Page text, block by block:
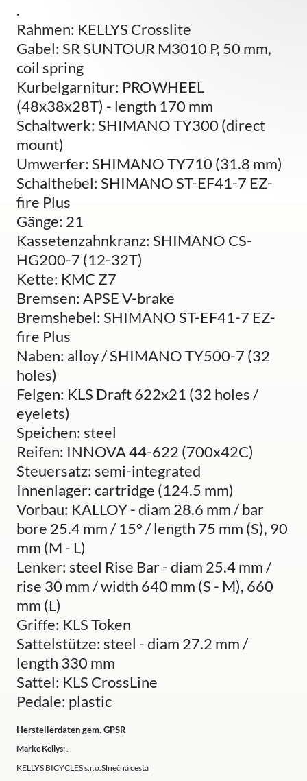
.
Rahmen: KELLYS Crosslite
Gabel: SR SUNTOUR M3010 P, 50 mm,
coil spring
Kurbelgarnitur: PROWHEEL
(48x38x28T) - length 170 mm
Schaltwerk: SHIMANO TY300 (direct
mount)
Umwerfer: SHIMANO TY710 (31.8 mm)
Schalthebel: SHIMANO ST-EF41-7 EZ-
fire Plus
Gänge: 21
Kassetenzahnkranz: SHIMANO CS-
HG200-7 (12-32T)
Kette: KMC Z7
Bremsen: APSE V-brake
Bremshebel: SHIMANO ST-EF41-7 EZ-
fire Plus
Naben: alloy / SHIMANO TY500-7 (32
holes)
Felgen: KLS Draft 622x21 (32 holes /
eyelets)
Speichen: steel
Reifen: INNOVA 44-622 (700x42C)
Steuersatz: semi-integrated
Innenlager: cartridge (124.5 mm)
Vorbau: KALLOY - diam 28.6 mm / bar
bore 25.4 mm / 15° / length 75 mm (S), 90
mm (M - L)
Lenker: steel Rise Bar - diam 25.4 mm /
rise 30 mm / width 640 mm (S - M), 660
mm (L)
Griffe: KLS Token
Sattelstütze: steel - diam 27.2 mm /
length 330 mm
Sattel: KLS CrossLine
Pedale: plastic
Herstellerdaten gem. GPSR
Marke Kellys:.
KELLYS BICYCLES s.r.o.Slnečná cesta